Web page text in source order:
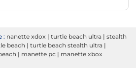
: nanette xdox | turtle beach ultra | stealth
beach | turtle beach stealth ultra |
| manette pc | manette xbox